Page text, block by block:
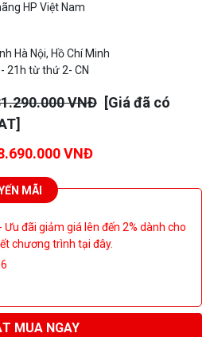
HP Việt Nam
Hà Nội, Hồ Chí Minh
21h từ thứ 2- CN
VNĐ [Giá đã có
VNĐ
MÃI
Ưu đãi giảm giá lên đến 2% dành cho
chương trình tại đây.
MUA NGAY